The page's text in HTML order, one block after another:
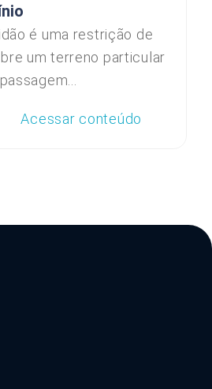
é uma restrição de
um terreno particular
Acessar conteúdo